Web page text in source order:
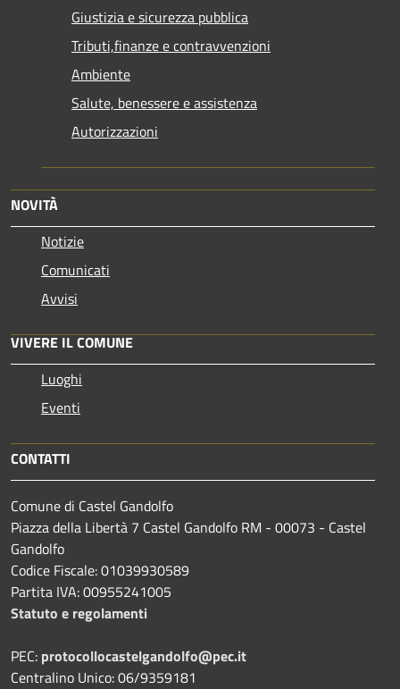
Giustizia e sicurezza pubblica
Tributi,finanze e contravvenzioni
Ambiente
Salute, benessere e assistenza
Autorizzazioni
NOVITÀ
Notizie
Comunicati
Avvisi
VIVERE IL COMUNE
Luoghi
Eventi
CONTATTI
Comune di Castel Gandolfo
Piazza della Libertà 7 Castel Gandolfo RM - 00073 - Castel
Gandolfo
Codice Fiscale: 01039930589
Partita IVA: 00955241005
Statuto e regolamenti
PEC: protocollocastelgandolfo@pec.it
Centralino Unico: 06/9359181